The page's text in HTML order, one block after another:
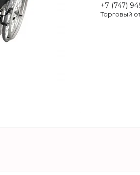
+7 (747)
Торговый